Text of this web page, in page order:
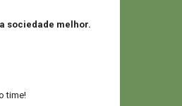
sociedade melhor.
time!